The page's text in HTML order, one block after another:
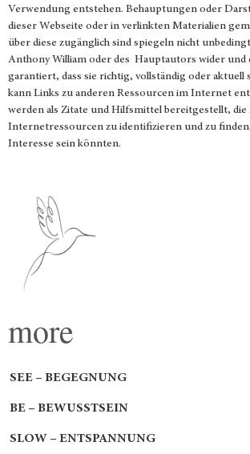
Verwendung entstehen. Behauptungen oder
dieser Webseite oder in verlinkten Materialien
über diese zugänglich sind spiegeln nicht
Anthony William oder des Hauptautors wider und
garantiert, dass sie richtig, vollständig oder aktuell
kann Links zu anderen Ressourcen im Internet
werden als Zitate und Hilfsmittel bereitgestellt, die
Internetressourcen zu identifizieren und zu
Interesse sein könnten.
more
SEE – BEGEGNUNG
BE – BEWUSSTSEIN
SLOW – ENTSPANNUNG